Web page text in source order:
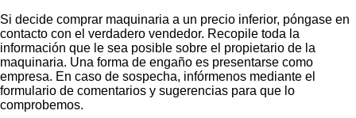
Si decide comprar maquinaria a un precio inferior, póngase en
contacto con el verdadero vendedor. Recopile toda la
información que le sea posible sobre el propietario de la
maquinaria. Una forma de engaño es presentarse como
empresa. En caso de sospecha, infórmenos mediante el
formulario de comentarios y sugerencias para que lo
comprobemos.